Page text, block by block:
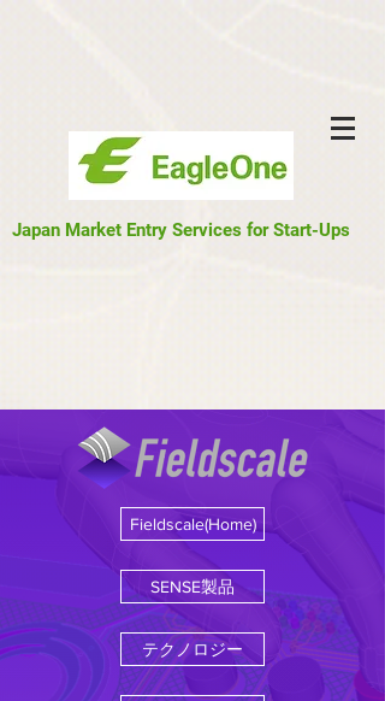
Japan Market Entry Services for Start-Ups
Fieldscale(Home)
SENSE製品
テクノロジー